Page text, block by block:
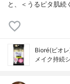
と、＜うるピタ肌続
Bioré(ビオ
メイク持続